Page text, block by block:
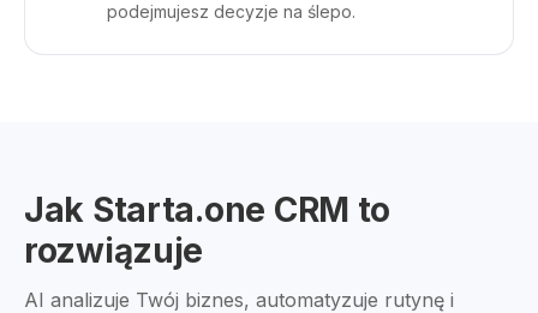
podejmujesz decyzje na ślepo.
Jak Starta.one CRM to
rozwiązuje
AI analizuje Twój biznes, automatyzuje rutynę i